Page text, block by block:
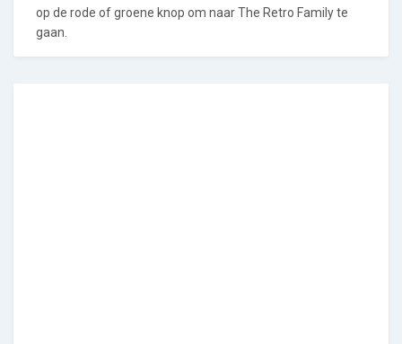
op de rode of groene knop om naar The Retro Family te
gaan.